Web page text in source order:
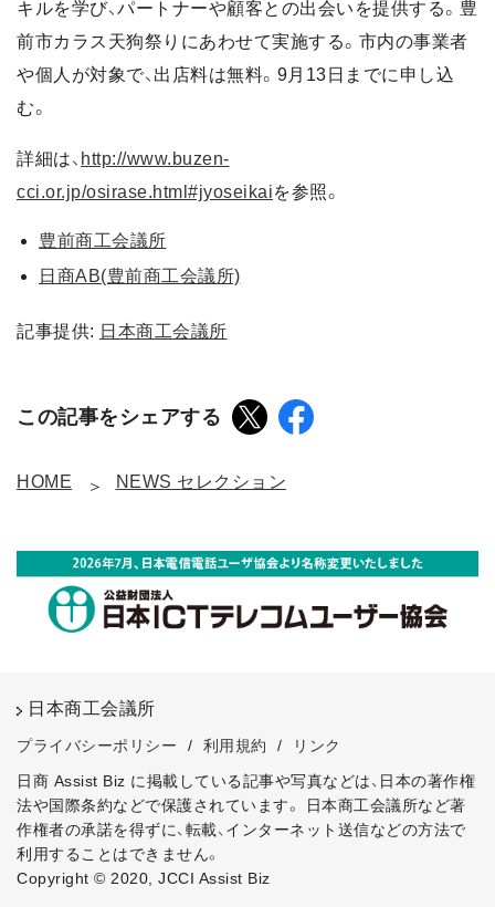
キルを学び、パートナーや顧客との出会いを提供する。豊
前市カラス天狗祭りにあわせて実施する。市内の事業者
や個人が対象で、出店料は無料。9月13日までに申し込
む。
詳細は、 http://www.buzen-
cci.or.jp/osirase.html#jyoseikaiを参照。
豊前商工会議所
日商AB(豊前商工会議所)
記事提供: 日本商工会議所
この記事をシェアする
HOME NEWS セレクション
日本商工会議所
プライバシーポリシー / 利用規約 /
リンク
日商 Assist Biz に掲載している記事や写真などは、日本の著作権
法や国際条約などで保護されています。
日本商工会議所など著
作権者の承諾を得ずに、転載、インターネット送信などの方法で
利用することはできません。
Copyright © 2020, JCCI Assist Biz